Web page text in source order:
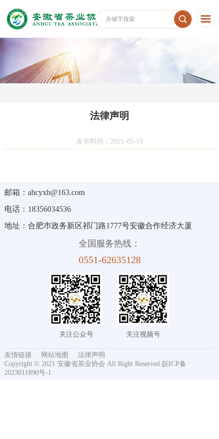
法律声明
发布时间：2021-05-19
邮箱：ahcyxh@163.com
电话：18356034536
地址：合肥巿政务新区祁门路1777号安徽合作经济大厦
全国服务热线：
0551-62635128
关注公众号 关注视频号
友情链接 网站地图
法律声明
Copyright © 2021 安徽省茶业协会 All Right Reserved 皖ICP备
2023011890号-1